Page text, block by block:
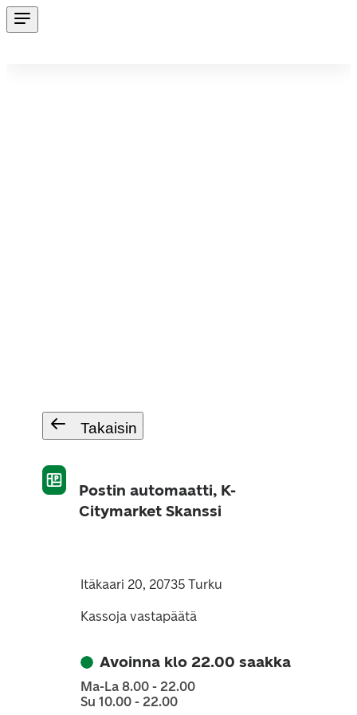
Takaisin
Postin automaatti, K-
Citymarket Skanssi
Itäkaari 20, 20735 Turku
Kassoja vastapäätä
Avoinna klo 22.00 saakka
Ma-La 8.00 - 22.00
Su 10.00 - 22.00